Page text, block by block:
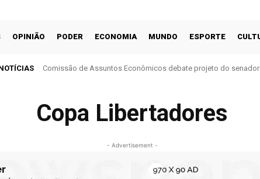
OPINIÃO PODER ECONOMIA MUNDO ESPORTE
Comissão de Assuntos Econômicos debate projeto do
Copa Libertadores
- Advertisement -